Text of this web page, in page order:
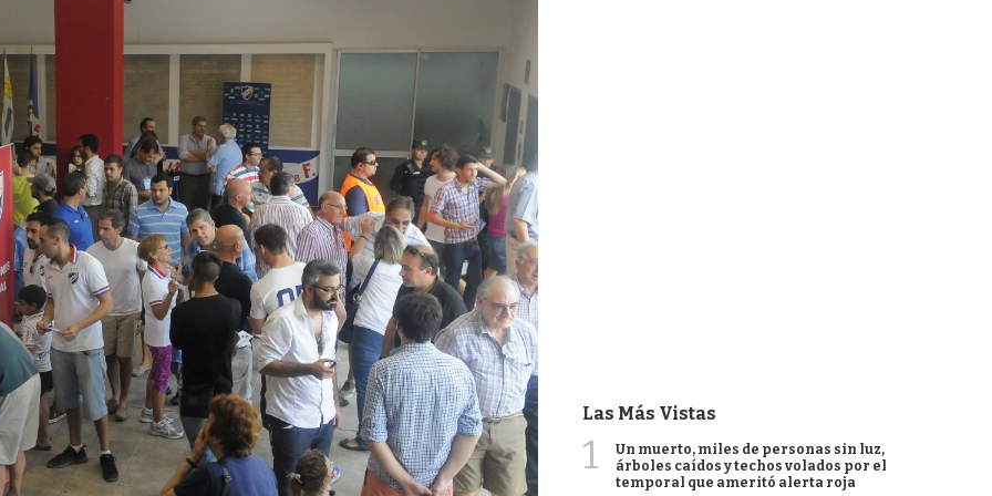
Las Más Vistas
1
Un muerto, miles de personas sin luz,
árboles caídos y techos volados por el
temporal que ameritó alerta roja